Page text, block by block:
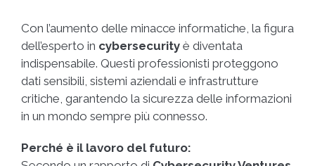
Con l’aumento delle minacce informatiche, la figura
dell’esperto in cybersecurity è diventata
indispensabile. Questi professionisti proteggono
dati sensibili, sistemi aziendali e infrastrutture
critiche, garantendo la sicurezza delle informazioni
in un mondo sempre più connesso.
Perché è il lavoro del futuro: